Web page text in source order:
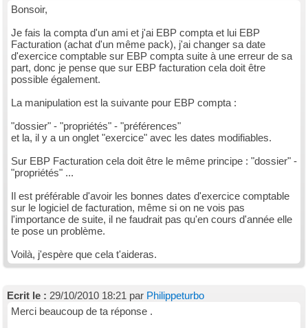
Bonsoir,
Je fais la compta d'un ami et j'ai EBP compta et lui EBP
Facturation (achat d'un même pack), j'ai changer sa date
d'exercice comptable sur EBP compta suite à une erreur de sa
part, donc je pense que sur EBP facturation cela doit être
possible également.
La manipulation est la suivante pour EBP compta :
"dossier" - "propriétés" - "préférences"
et la, il y a un onglet "exercice" avec les dates modifiables.
Sur EBP Facturation cela doit être le même principe : "dossier" -
"propriétés" ...
Il est préférable d'avoir les bonnes dates d'exercice comptable
sur le logiciel de facturation, même si on ne vois pas
l'importance de suite, il ne faudrait pas qu'en cours d'année elle
te pose un problème.
Voilà, j'espère que cela t'aideras.
Ecrit le : 29/10/2010 18:21 par Philippeturbo
Merci beaucoup de ta réponse .